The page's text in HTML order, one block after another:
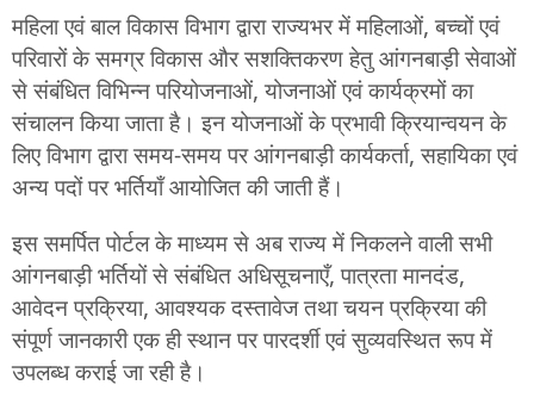
महिला एवं बाल विकास विभाग द्वारा राज्यभर में महिलाओं, बच्चों एवं
परिवारों के समग्र विकास और सशक्तिकरण हेतु आंगनबाड़ी सेवाओं
से संबंधित विभिन्न परियोजनाओं, योजनाओं एवं कार्यक्रमों का
संचालन किया जाता है। इन योजनाओं के प्रभावी क्रियान्वयन के
लिए विभाग द्वारा समय-समय पर आंगनबाड़ी कार्यकर्ता, सहायिका एवं
अन्य पदों पर भर्तियाँ आयोजित की जाती हैं।
इस समर्पित पोर्टल के माध्यम से अब राज्य में निकलने वाली सभी
आंगनबाड़ी भर्तियों से संबंधित अधिसूचनाएँ, पात्रता मानदंड,
आवेदन प्रक्रिया, आवश्यक दस्तावेज तथा चयन प्रक्रिया की
संपूर्ण जानकारी एक ही स्थान पर पारदर्शी एवं सुव्यवस्थित रूप में
उपलब्ध कराई जा रही है।